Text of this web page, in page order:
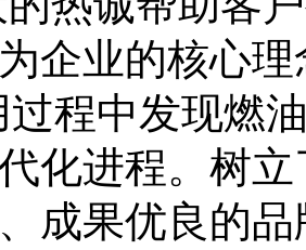
企业的核心
过程中发现燃
化进程。树
成果优良的